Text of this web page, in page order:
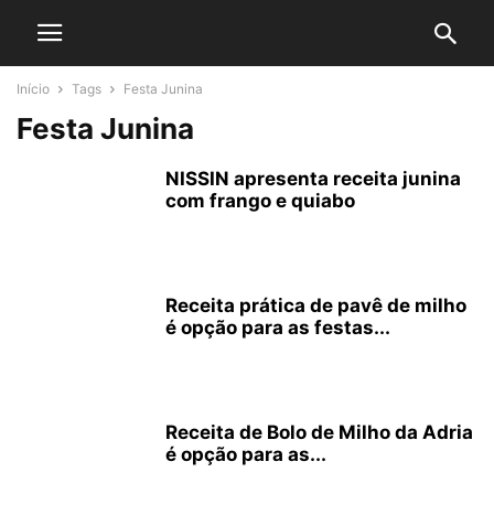
Início Tags Festa Junina
Festa Junina
NISSIN apresenta receita junina
com frango e quiabo
Receita prática de pavê de milho
é opção para as festas...
Receita de Bolo de Milho da Adria
é opção para as...